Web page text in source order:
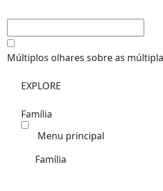
Múltiplos olhares sobre as
EXPLORE
Família
Menu principal
Família